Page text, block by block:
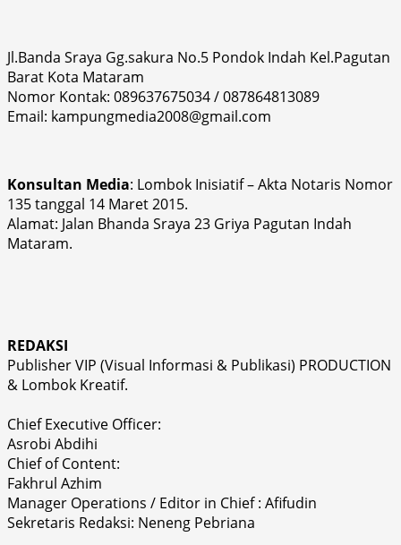
Jl.Banda Sraya Gg.sakura No.5 Pondok Indah Kel.Pagutan
Barat Kota Mataram
Nomor Kontak: 089637675034 / 087864813089
Email: kampungmedia2008@gmail.com
Konsultan Media: Lombok Inisiatif – Akta Notaris Nomor
135 tanggal 14 Maret 2015.
Alamat: Jalan Bhanda Sraya 23 Griya Pagutan Indah
Mataram.
REDAKSI
Publisher VIP (Visual Informasi & Publikasi) PRODUCTION
& Lombok Kreatif.
Chief Executive Officer:
Asrobi Abdihi
Chief of Content:
Fakhrul Azhim
Manager Operations / Editor in Chief : Afifudin
Sekretaris Redaksi: Neneng Pebriana